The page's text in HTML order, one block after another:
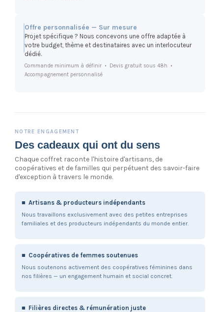
Offre personnalisée — Sur mesure
Projet spécifique ? Nous concevons une offre adaptée à
votre budget, thème et destinataires avec un interlocuteur
dédié.
Commande minimum à définir • Devis gratuit sous 48h •
Accompagnement personnalisé
NOTRE ENGAGEMENT
Des cadeaux qui ont du sens
Chaque coffret raconte l'histoire d'artisans, de
coopératives et de familles qui perpétuent des savoir-faire
d'exception à travers le monde.
■ Artisans & producteurs indépendants
Nous travaillons exclusivement avec des petites entreprises
familiales et des producteurs indépendants du monde entier.
■ Coopératives de femmes soutenues
Nous soutenons activement des coopératives féminines dans
nos filières — un engagement humain et social concret.
■ Filières directes & rémunération juste